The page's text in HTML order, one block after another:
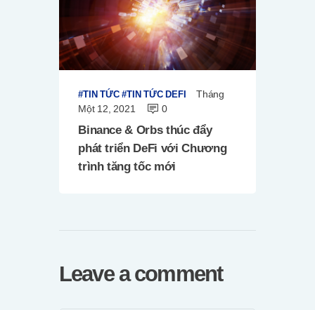
TIN TỨC TIN TỨC DEFI
Tháng
Một 12, 2021
0
Binance & Orbs thúc đẩy
phát triển DeFi với Chương
trình tăng tốc mới
Leave a comment